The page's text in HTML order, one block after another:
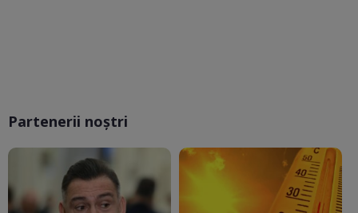
Partenerii noștri